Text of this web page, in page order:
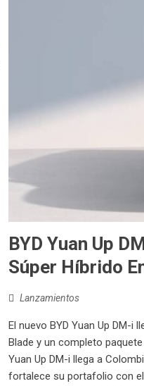
BYD Yuan Up
Súper Híbrido
Lanzamientos
El nuevo BYD Yuan Up DM-i
Blade y un completo
Yuan Up DM-i llega a
fortalece su portafolio con el